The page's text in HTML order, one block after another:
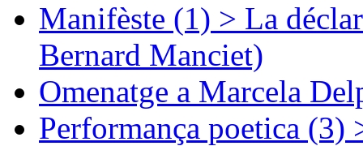
Manifèste (1) > La
Bernard Manciet)
Omenatge a Marcela
Performança poetica (3)